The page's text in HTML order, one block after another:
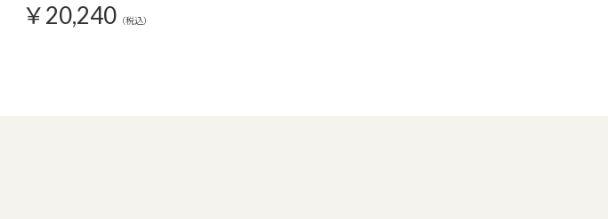
￥20,240 （税込）